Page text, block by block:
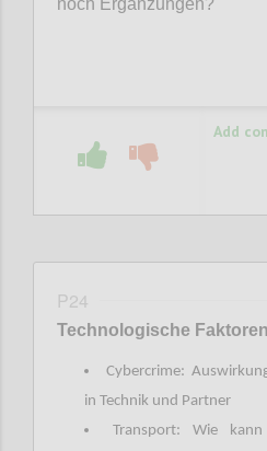
noch Ergänzungen?
Add
P24
Technologische Faktoren
Cybercrime:
in Technik und Partner
Transport: Wie